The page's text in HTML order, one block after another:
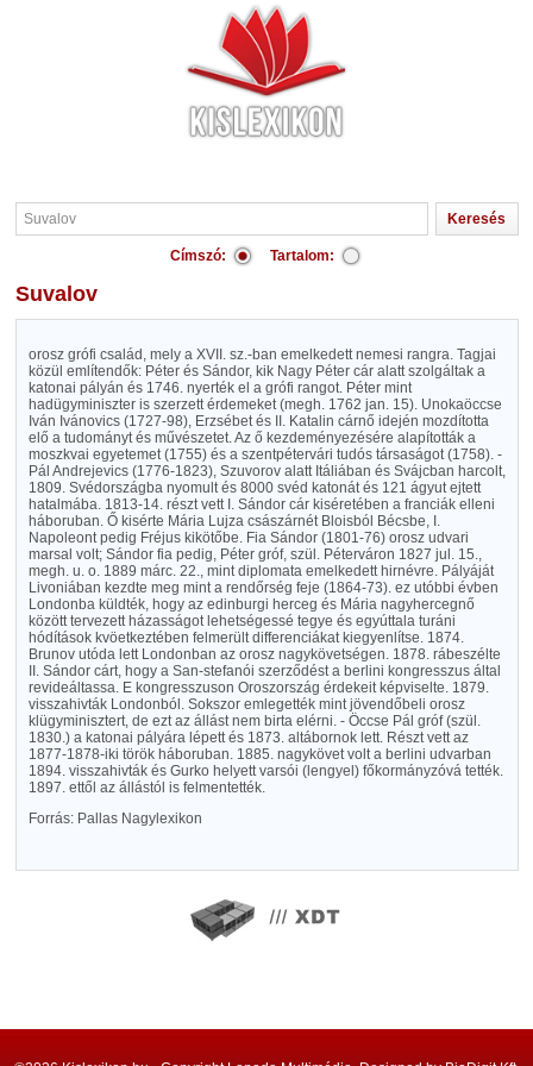
Címszó: Tartalom:
Suvalov
orosz grófi család, mely a XVII. sz.-ban emelkedett nemesi rangra. Tagjai
közül említendők: Péter és Sándor, kik Nagy Péter cár alatt szolgáltak a
katonai pályán és 1746. nyerték el a grófi rangot. Péter mint
hadügyminiszter is szerzett érdemeket (megh. 1762 jan. 15). Unokaöccse
Iván Ivánovics (1727-98), Erzsébet és II. Katalin cárnő idején mozdította
elő a tudományt és művészetet. Az ő kezdeményezésére alapították a
moszkvai egyetemet (1755) és a szentpétervári tudós társaságot (1758). -
Pál Andrejevics (1776-1823), Szuvorov alatt Itáliában és Svájcban harcolt,
1809. Svédországba nyomult és 8000 svéd katonát és 121 ágyut ejtett
hatalmába. 1813-14. részt vett I. Sándor cár kiséretében a franciák elleni
háboruban. Ő kisérte Mária Lujza császárnét Bloisból Bécsbe, I.
Napoleont pedig Fréjus kikötőbe. Fia Sándor (1801-76) orosz udvari
marsal volt; Sándor fia pedig, Péter gróf, szül. Péterváron 1827 jul. 15.,
megh. u. o. 1889 márc. 22., mint diplomata emelkedett hirnévre. Pályáját
Livoniában kezdte meg mint a rendőrség feje (1864-73). ez utóbbi évben
Londonba küldték, hogy az edinburgi herceg és Mária nagyhercegnő
között tervezett házasságot lehetségessé tegye és egyúttala turáni
hódítások kvöetkeztében felmerült differenciákat kiegyenlítse. 1874.
Brunov utóda lett Londonban az orosz nagykövetségen. 1878. rábeszélte
II. Sándor cárt, hogy a San-stefanói szerződést a berlini kongresszus által
revideáltassa. E kongresszuson Oroszország érdekeit képviselte. 1879.
visszahivták Londonból. Sokszor emlegették mint jövendőbeli orosz
klügyminisztert, de ezt az állást nem birta elérni. - Öccse Pál gróf (szül.
1830.) a katonai pályára lépett és 1873. altábornok lett. Részt vett az
1877-1878-iki török háboruban. 1885. nagykövet volt a berlini udvarban
1894. visszahivták és Gurko helyett varsói (lengyel) főkormányzóvá tették.
1897. ettől az állástól is felmentették.
Forrás: Pallas Nagylexikon